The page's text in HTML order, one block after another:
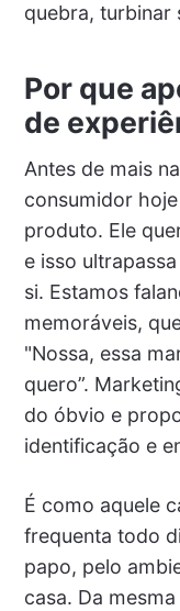
quebra, turbinar
Por que
de
Antes de mais
consumidor
produto. Ele
e isso
si. Estamos
memoráveis,
"Nossa, essa
quero”.
do óbvio e
identificação e
É como aquele
frequenta todo
papo, pelo
casa. Da